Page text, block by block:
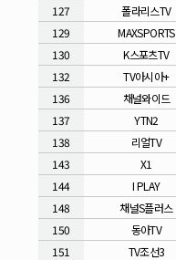
127
폴라리스TV
129
MAXSPORTS
130
K스포츠TV
132
TV아시아+
136
채널와이드
137
YTN2
138
리얼TV
143
X1
144
I PLAY
148
채널S플러스
150
동아TV
151
TV조선3